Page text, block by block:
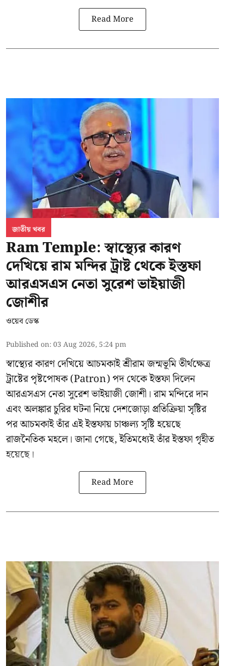
Read More
জাতীয় খবর
Ram Temple: স্বাস্থ্যের কারণ
দেখিয়ে রাম মন্দির ট্রাষ্ট থেকে ইস্তফা
আরএসএস নেতা সুরেশ ভাইয়াজী
জোশীর
ওয়েব ডেস্ক
Published on:03 Aug 2026, 5:24 pm
স্বাস্থ্যের কারণ দেখিয়ে আচমকাইশ্রীরাম জন্মভূমি তীর্থক্ষেত্র
ট্রাষ্টেরপৃষ্টপোষক (Patron) পদ থেকে ইস্তফা দিলেন
আরএসএস নেতা সুরেশ ভাইয়াজী জোশী। রাম মন্দিরে দান
এবং অলঙ্কার চুরির ঘটনা নিয়ে দেশজোড়া প্রতিক্রিয়া সৃষ্টির
পর আচমকাই তাঁর এই ইস্তফায় চাঞ্চল্য সৃষ্টি হয়েছে
রাজনৈতিক মহলে। জানা গেছে, ইতিমধ্যেই তাঁর ইস্তফা গৃহীত
হয়েছে।
Read More